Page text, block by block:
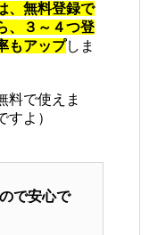
、無料登録で
、３～４つ登
もアップしま
料で使えま
よ）
で安心で